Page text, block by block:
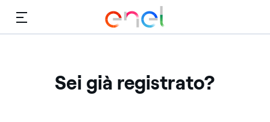
Menù
Sei già registrato?